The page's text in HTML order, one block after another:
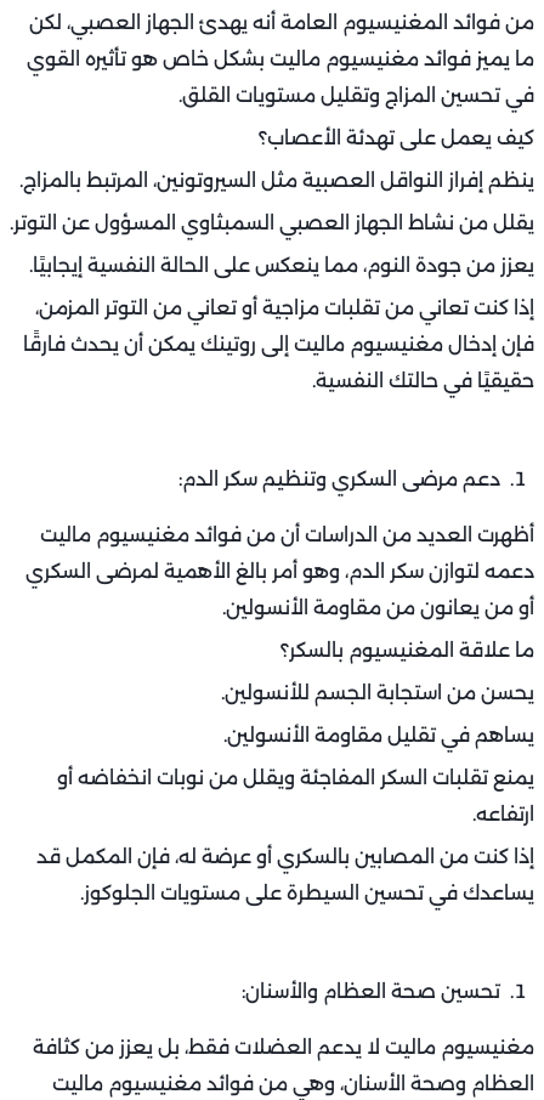
من فوائد المغنيسيوم العامة أنه يهدئ الجهاز العصبي، لكن
ما يميز فوائد مغنيسيوم ماليت بشكل خاص هو تأثيره القوي
في تحسين المزاج وتقليل مستويات القلق.
كيف يعمل على تهدئة الأعصاب؟
ينظم إفراز النواقل العصبية مثل السيروتونين، المرتبط بالمزاج.
يقلل من نشاط الجهاز العصبي السمبثاوي المسؤول عن التوتر.
يعزز من جودة النوم، مما ينعكس على الحالة النفسية إيجابيًا.
إذا كنت تعاني من تقلبات مزاجية أو تعاني من التوتر المزمن،
فإن إدخال مغنيسيوم ماليت إلى روتينك يمكن أن يحدث فارقًا
حقيقيًا في حالتك النفسية.
دعم مرضى السكري وتنظيم سكر الدم:
أظهرت العديد من الدراسات أن من فوائد مغنيسيوم ماليت
دعمه لتوازن سكر الدم، وهو أمر بالغ الأهمية لمرضى السكري
أو من يعانون من مقاومة الأنسولين.
ما علاقة المغنيسيوم بالسكر؟
يحسن من استجابة الجسم للأنسولين.
يساهم في تقليل مقاومة الأنسولين.
يمنع تقلبات السكر المفاجئة ويقلل من نوبات انخفاضه أو
ارتفاعه.
إذا كنت من المصابين بالسكري أو عرضة له، فإن المكمل قد
يساعدك في تحسين السيطرة على مستويات الجلوكوز.
تحسين صحة العظام والأسنان:
مغنيسيوم ماليت لا يدعم العضلات فقط، بل يعزز من كثافة
العظام وصحة الأسنان، وهي من فوائد مغنيسيوم ماليت